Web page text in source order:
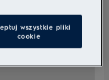
wszystkie pliki
cookie